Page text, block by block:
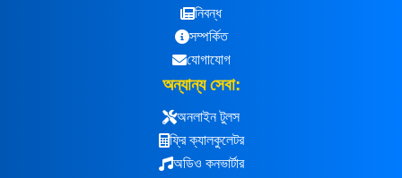
নিবন্ধ
সম্পর্কিত
যোগাযোগ
অন্যান্য সেবা:
অনলাইন টুলস
ফ্রি ক্যালকুলেটর
অডিও কনভার্টার